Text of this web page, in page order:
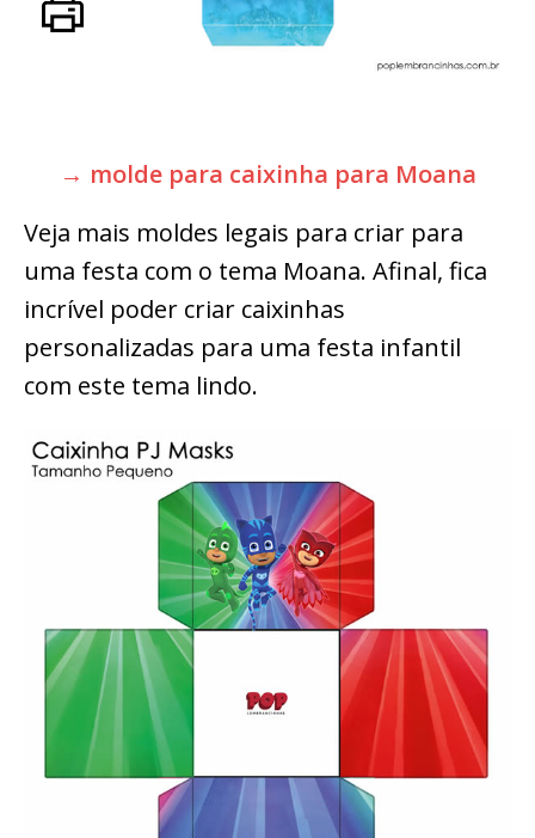
→ molde para caixinha para Moana
Veja mais moldes legais para criar para
uma festa com o tema Moana. Afinal, fica
incrível poder criar caixinhas
personalizadas para uma festa infantil
com este tema lindo.